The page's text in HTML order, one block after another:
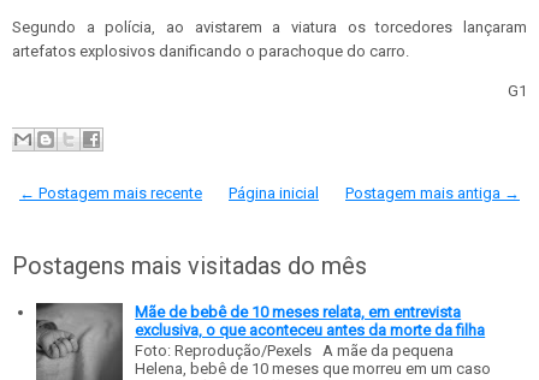
Segundo a polícia, ao avistarem a viatura os torcedores lançaram
artefatos explosivos danificando o parachoque do carro.
G1
← Postagem mais recente Postagem mais antiga →
Página inicial
Postagens mais visitadas do mês
Mãe de bebê de 10 meses relata, em entrevista
exclusiva, o que aconteceu antes da morte da filha
Foto: Reprodução/Pexels A mãe da pequena
Helena, bebê de 10 meses que morreu em um caso